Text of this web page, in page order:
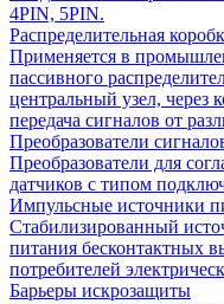
4PIN, 5PIN.
Распределительная
Применяется в
пассивного
центральный узел, через
передача сигналов от
Преобразователи
Преобразователи для
датчиков с типом
Импульсные источники
Стабилизированный
питания бесконтактных
потребителей
Барьеры искрозащиты